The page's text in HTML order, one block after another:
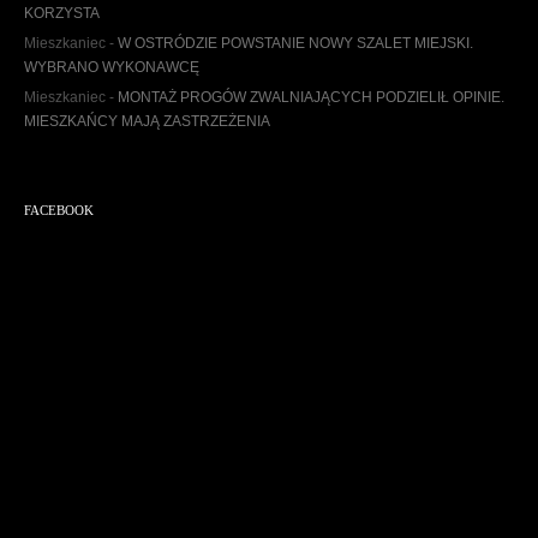
uKORZYSTA
Mieszkaniec - W OSTRÓDZIE POWSTANIE NOWY SZALET MIEJSKI.
WYBRANO WYKONAWCĘ
Mieszkaniec - MONTAŻ PROGÓW ZWALNIAJĄCYCH PODZIELIŁ OPINIE.
MIESZKAŃCY MAJĄ ZASTRZEŻENIA
FACEBOOK